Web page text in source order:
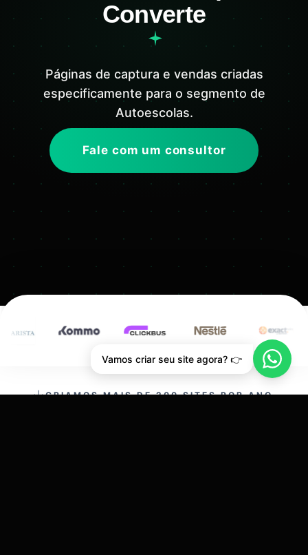
Converte
Páginas de captura e vendas criadas
especificamente para o segmento de
Autoescolas.
Fale com um consultor
CRIAMOS MAIS DE 200 SITES POR ANO.
Vamos criar seu site agora? 👉